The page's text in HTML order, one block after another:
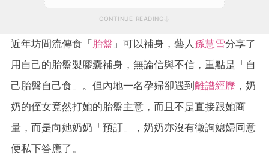
CONTINUE READING
近年坊間流傳食「胎盤 」可以補身，藝人 孫慧雪分享了
用自己的胎盤製膠囊補身，無論信與不信，重點是「自
己胎盤自己食」。但內地一名孕婦卻遇到離譜經歷 ，奶
奶的侄女竟然打她的胎盤主意，而且不是直接跟她商
量，而是向她奶奶「預訂」，奶奶亦沒有徵詢媳婦同意
便私下答應了。